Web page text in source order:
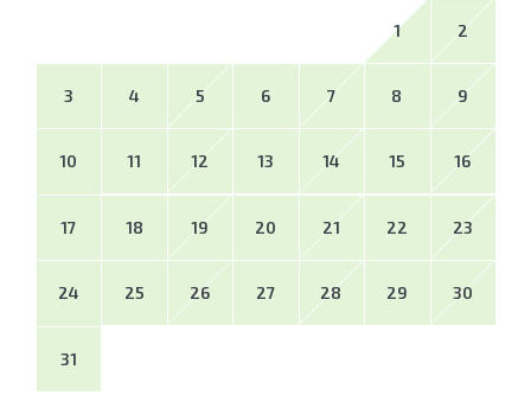
1 2
3 4 5 6 7 8 9
10 11 12 13 14 15 16
17 18 19 20 21 22 23
24 25 26 27 28 29 30
31